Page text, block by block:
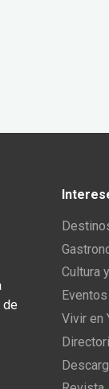
de
Cultura
Vivir en